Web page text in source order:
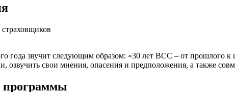
года звучит следующим образом: «30 лет ВСС – от прошлого
озвучить свои мнения, опасения и предположения, а также
программы